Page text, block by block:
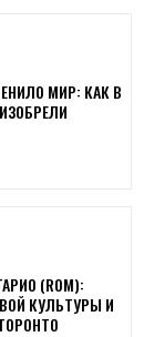
МИР: КАК В
(ROM):
КУЛЬТУРЫ И